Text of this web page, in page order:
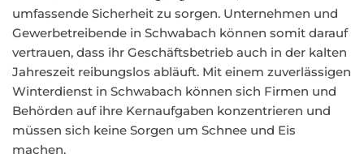
umfassende Sicherheit zu sorgen. Unternehmen und
Gewerbetreibende in Schwabach können somit darauf
vertrauen, dass ihr Geschäftsbetrieb auch in der kalten
Jahreszeit reibungslos abläuft. Mit einem zuverlässigen
Winterdienst in Schwabach können sich Firmen und
Behörden auf ihre Kernaufgaben konzentrieren und
müssen sich keine Sorgen um Schnee und Eis
machen.